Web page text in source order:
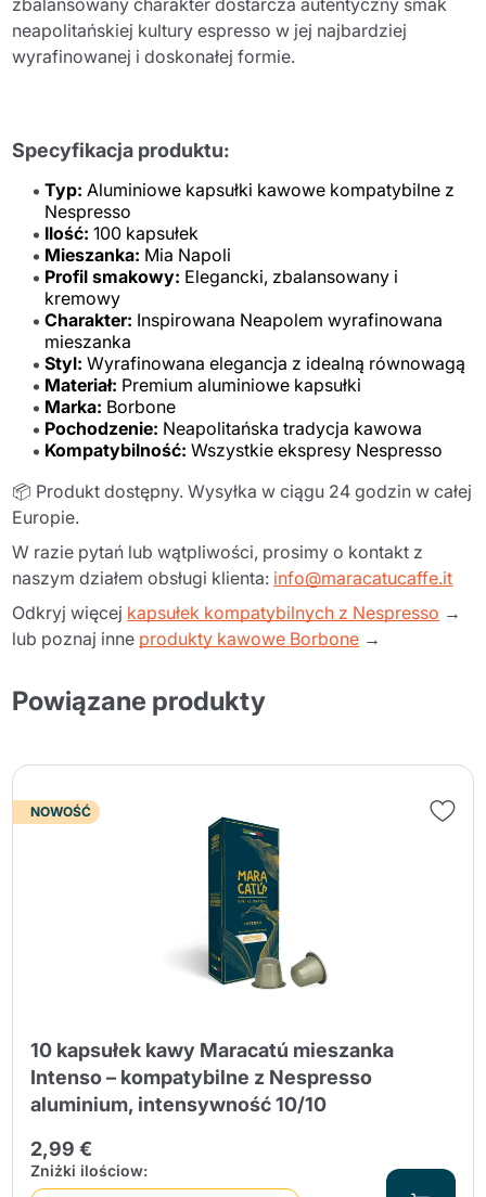
zbalansowany charakter dostarcza autentyczny smak
neapolitańskiej kultury espresso w jej najbardziej
wyrafinowanej i doskonałej formie.
Specyfikacja produktu:
Typ: Aluminiowe kapsułki kawowe kompatybilne z
Nespresso
Ilość: 100 kapsułek
Mieszanka: Mia Napoli
Profil smakowy: Elegancki, zbalansowany i
kremowy
Charakter: Inspirowana Neapolem wyrafinowana
mieszanka
Styl: Wyrafinowana elegancja z idealną równowagą
Materiał: Premium aluminiowe kapsułki
Marka: Borbone
Pochodzenie: Neapolitańska tradycja kawowa
Kompatybilność: Wszystkie ekspresy Nespresso
📦 Produkt dostępny. Wysyłka w ciągu 24 godzin w całej
Europie.
W razie pytań lub wątpliwości, prosimy o kontakt z
naszym działem obsługi klienta: info@maracatucaffe.it
Odkryj więcej kapsułek kompatybilnych z Nespresso →
lub poznaj inne produkty kawowe Borbone →
Powiązane produkty
NOWOŚĆ
10 kapsułek kawy Maracatú mieszanka
Intenso – kompatybilne z Nespresso
aluminium, intensywność 10/10
2,99 €
Zniżki ilościow: